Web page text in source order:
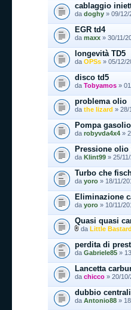
cablaggio
da doghy » 09/12/
EGR td4
da maxx » 30/11/
longevità TD5
da OPSs » 05/12/
disco td5
da Tobyamos »
problema olio
da the lizard » 28/
Pompa
da robyvda4x4 »
Pressione olio
da Klint99 » 25/
Turbo che
da yoro » 18/11/
Eliminazione
da yoro » 10/11/
Quasi quasi
da Little Bastard
perdita di
da Gabriele85 »
Lancetta
da chicco » 20/
dubbio
da Antonio88 »